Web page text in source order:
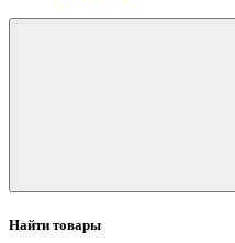
Найти товары